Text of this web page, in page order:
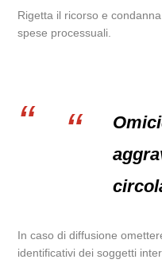
Rigetta il ricorso e
spese processuali.
In caso di diffusione
identificativi dei soggetti